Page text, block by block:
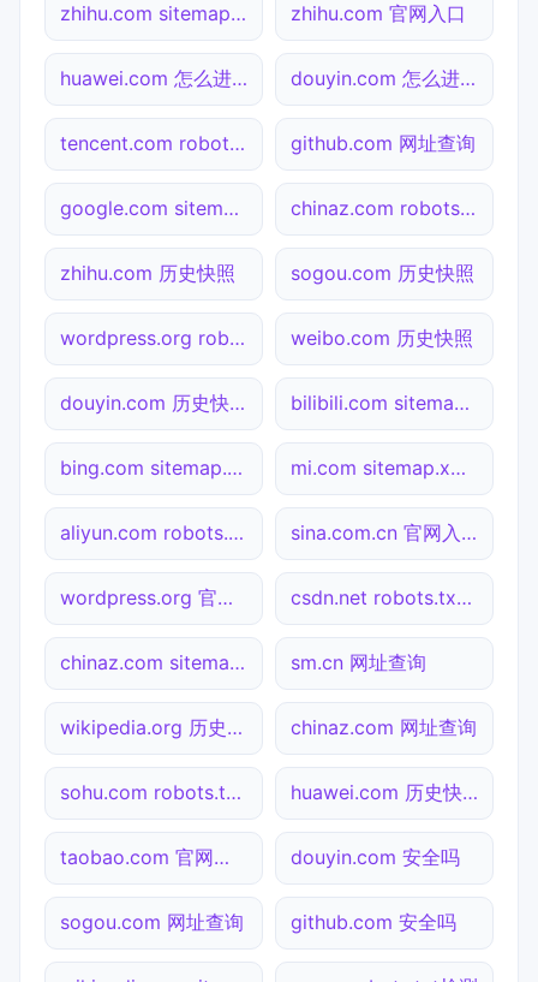
zhihu.com sitemap.xml检测 zhihu.com 官网入口
huawei.com 怎么进入 douyin.com 怎么进入
tencent.com robots.txt检测 github.com 网址查询
google.com sitemap.xml检测 chinaz.com robots.txt检测
zhihu.com 历史快照 sogou.com 历史快照
wordpress.org robots.txt检测 weibo.com 历史快照
douyin.com 历史快照 bilibili.com sitemap.xml检测
bing.com sitemap.xml检测 mi.com sitemap.xml检测
aliyun.com robots.txt检测 sina.com.cn 官网入口
wordpress.org 官网入口 csdn.net robots.txt检测
chinaz.com sitemap.xml检测 sm.cn 网址查询
wikipedia.org 历史快照 chinaz.com 网址查询
sohu.com robots.txt检测 huawei.com 历史快照
taobao.com 官网入口 douyin.com 安全吗
sogou.com 网址查询 github.com 安全吗